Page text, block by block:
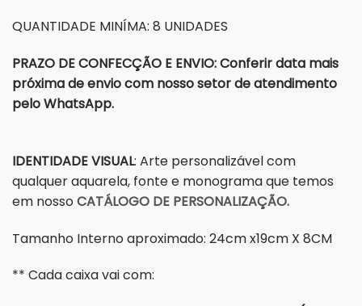
QUANTIDADE MINÍMA: 8 UNIDADES
PRAZO DE CONFECÇÃO E ENVIO: Conferir data mais
próxima de envio com nosso setor de atendimento
pelo WhatsApp.
IDENTIDADE VISUAL: Arte personalizável com
qualquer aquarela, fonte e monograma que temos
em nossoCATÁLOGO DE PERSONALIZAÇÃO.
Tamanho Interno aproximado: 24cm x19cm X 8CM
** Cada caixa vai com: